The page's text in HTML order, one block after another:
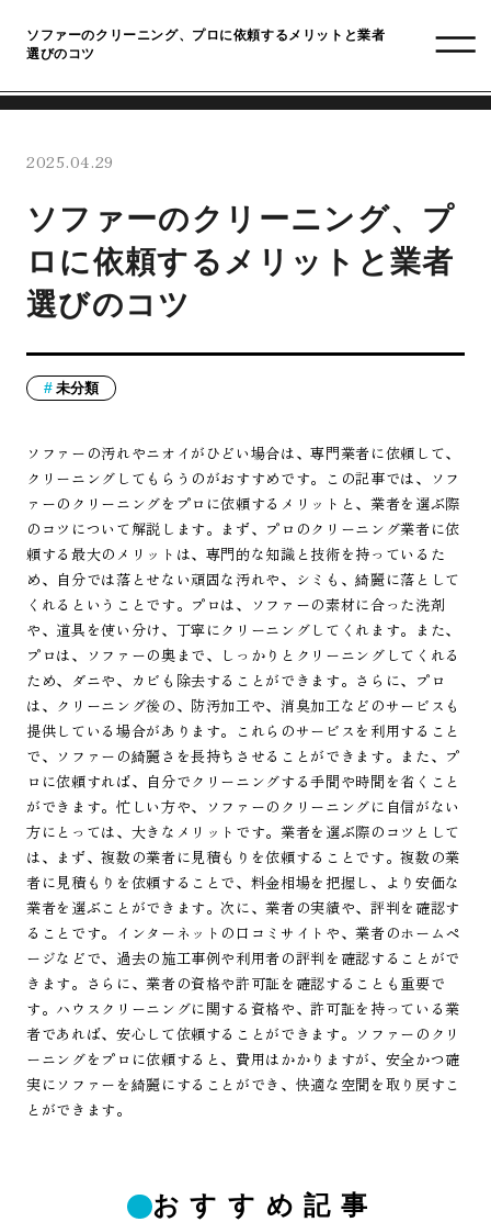
ソファーのクリーニング、プロに依頼するメリットと業者
選びのコツ
2025.04.29
ソファーのクリーニング、プ
ロに依頼するメリットと業者
選びのコツ
未分類
ソファーの汚れやニオイがひどい場合は、専門業者に依頼して、
クリーニングしてもらうのがおすすめです。この記事では、ソフ
ァーのクリーニングをプロに依頼するメリットと、業者を選ぶ際
のコツについて解説します。まず、プロのクリーニング業者に依
頼する最大のメリットは、専門的な知識と技術を持っているた
め、自分では落とせない頑固な汚れや、シミも、綺麗に落として
くれるということです。プロは、ソファーの素材に合った洗剤
や、道具を使い分け、丁寧にクリーニングしてくれます。また、
プロは、ソファーの奥まで、しっかりとクリーニングしてくれる
ため、ダニや、カビも除去することができます。さらに、プロ
は、クリーニング後の、防汚加工や、消臭加工などのサービスも
提供している場合があります。これらのサービスを利用すること
で、ソファーの綺麗さを長持ちさせることができます。また、プ
ロに依頼すれば、自分でクリーニングする手間や時間を省くこと
ができます。忙しい方や、ソファーのクリーニングに自信がない
方にとっては、大きなメリットです。業者を選ぶ際のコツとして
は、まず、複数の業者に見積もりを依頼することです。複数の業
者に見積もりを依頼することで、料金相場を把握し、より安価な
業者を選ぶことができます。次に、業者の実績や、評判を確認す
ることです。インターネットの口コミサイトや、業者のホームペ
ージなどで、過去の施工事例や利用者の評判を確認することがで
きます。さらに、業者の資格や許可証を確認することも重要で
す。ハウスクリーニングに関する資格や、許可証を持っている業
者であれば、安心して依頼することができます。ソファーのクリ
ーニングをプロに依頼すると、費用はかかりますが、安全かつ確
実にソファーを綺麗にすることができ、快適な空間を取り戻すこ
とができます。
おすすめ記事